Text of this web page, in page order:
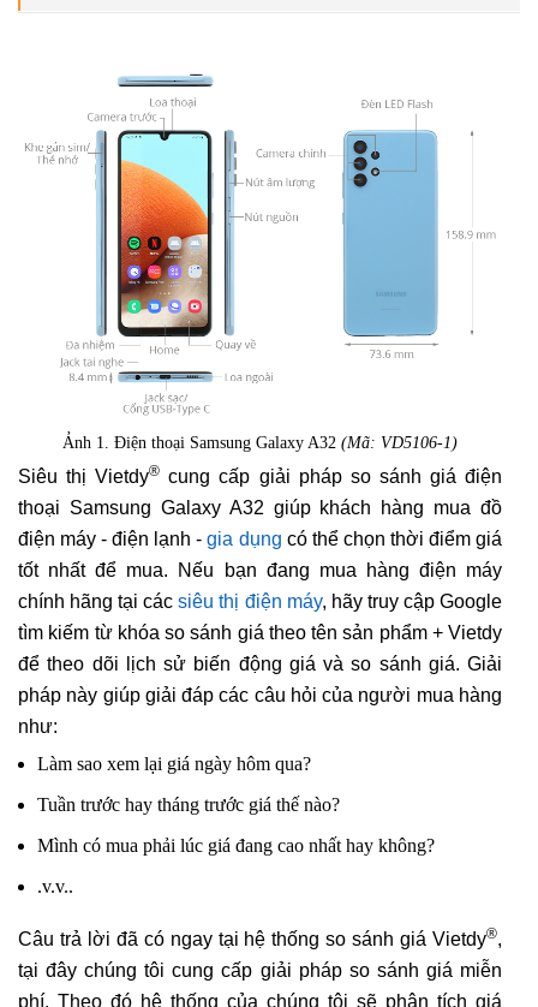
Ảnh 1. Điện thoại Samsung Galaxy A32 (Mã: VD5106-1)
Siêu thị Vietdy® cung cấp giải pháp so sánh giá điện
thoại Samsung Galaxy A32 giúp khách hàng mua đồ
điện máy - điện lạnh -gia dụng có thể chọn thời điểm giá
tốt nhất để mua. Nếu bạn đang mua hàng điện máy
chính hãng tại cácsiêu thị điện máy, hãy truy cập Google
tìm kiếm từ khóa so sánh giá theo tên sản phẩm + Vietdy
để theo dõi lịch sử biến động giá và so sánh giá. Giải
pháp này giúp giải đáp các câu hỏi của người mua hàng
như:
Làm sao xem lại giá ngày hôm qua?
Tuần trước hay tháng trước giá thế nào?
Mình có mua phải lúc giá đang cao nhất hay không?
.v.v..
Câu trả lời đã có ngay tại hệ thống so sánh giá Vietdy®,
tại đây chúng tôi cung cấp giải pháp so sánh giá miễn
phí. Theo đó hệ thống của chúng tôi sẽ phân tích giá